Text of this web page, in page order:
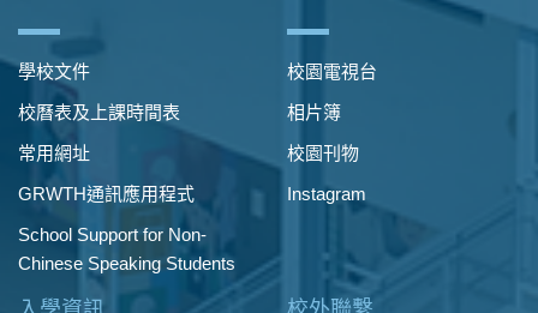
學校文件
校曆表及上課時間表
常用網址
GRWTH通訊應用程式
School Support for Non-
Chinese Speaking Students
校園電視台
相片簿
校園刊物
Instagram